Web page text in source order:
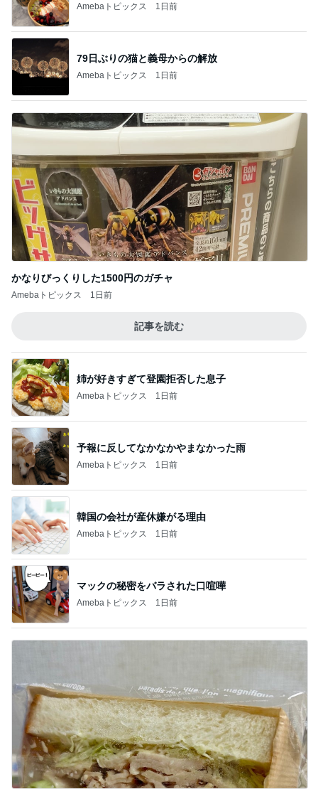
Amebaトピックス 1日前
79日ぶりの猫と義母からの解放
Amebaトピックス 1日前
かなりびっくりした1500円のガチャ
Amebaトピックス 1日前
記事を読む
姉が好きすぎて登園拒否した息子
Amebaトピックス 1日前
予報に反してなかなかやまなかった雨
Amebaトピックス 1日前
韓国の会社が産休嫌がる理由
Amebaトピックス 1日前
マックの秘密をバラされた口喧嘩
Amebaトピックス 1日前